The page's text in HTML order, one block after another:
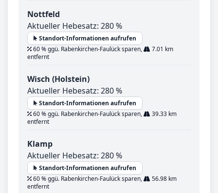
Nottfeld
Aktueller Hebesatz: 280 %
Standort-Informationen aufrufen
60 % ggü. Rabenkirchen-Faulück sparen,
7.01 km
entfernt
Wisch (Holstein)
Aktueller Hebesatz: 280 %
Standort-Informationen aufrufen
60 % ggü. Rabenkirchen-Faulück sparen,
39.33 km
entfernt
Klamp
Aktueller Hebesatz: 280 %
Standort-Informationen aufrufen
60 % ggü. Rabenkirchen-Faulück sparen,
56.98 km
entfernt